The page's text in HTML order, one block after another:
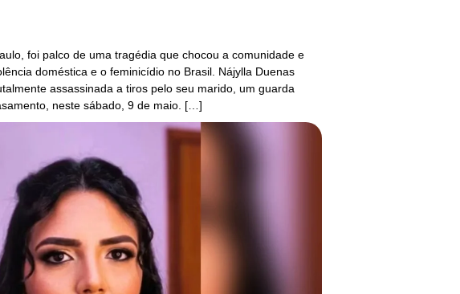
foi palco de uma tragédia que chocou a comunidade e
doméstica e o feminicídio no Brasil. Nájylla Duenas
assassinada a tiros pelo seu marido, um guarda
neste sábado, 9 de maio. […]